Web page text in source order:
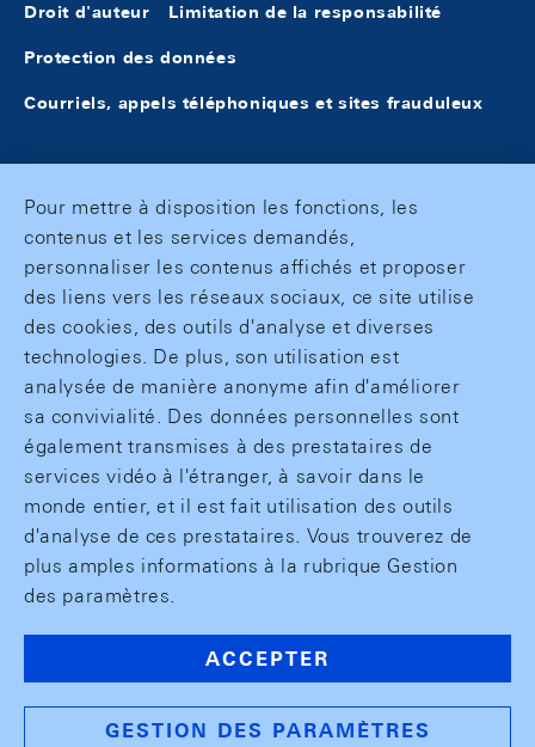
Droit d'auteur Limitation de la responsabilité
Protection des données
Courriels, appels téléphoniques et sites frauduleux
Pour mettre à disposition les fonctions, les
contenus et les services demandés,
personnaliser les contenus affichés et proposer
des liens vers les réseaux sociaux, ce site utilise
des cookies, des outils d'analyse et diverses
technologies. De plus, son utilisation est
analysée de manière anonyme afin d'améliorer
sa convivialité. Des données personnelles sont
également transmises à des prestataires de
services vidéo à l'étranger, à savoir dans le
monde entier, et il est fait utilisation des outils
d'analyse de ces prestataires. Vous trouverez de
plus amples informations à la rubrique Gestion
des paramètres.
ACCEPTER
GESTION DES PARAMÈTRES